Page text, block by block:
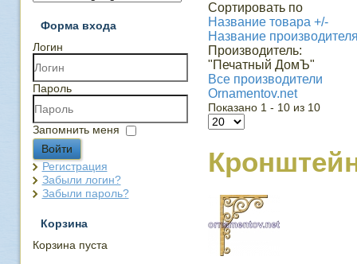
Форма входа
Логин
Пароль
Запомнить меня
Войти
Регистрация
Забыли логин?
Забыли пароль?
Корзина
Корзина пуста
Сортировать по
Название товара +/-
Название
Производитель:
"Печатный ДомЪ"
Все производители
Ornamentov.net
Показано 1 - 10 из 10